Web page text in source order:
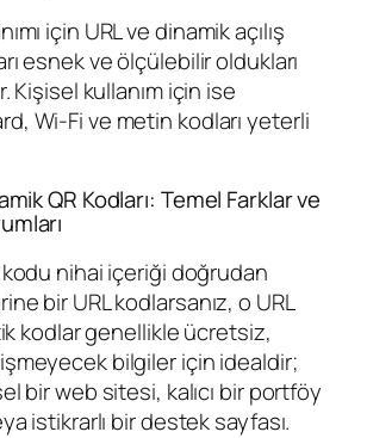
için URL ve dinamik açılış
esnek ve ölçülebilir oldukları
Kişisel kullanım için ise
Wi‑Fi ve metin kodları yeterli
QR Kodları: Temel Farklar ve
nihai içeriği doğrudan
bir URL kodlarsanız, o URL
kodlar genellikle ücretsiz,
bilgiler için idealdir;
bir web sitesi, kalıcı bir portföy
istikrarlı bir destek sayfası.